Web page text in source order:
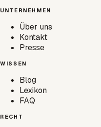
UNTERNEHMEN
Über uns
Kontakt
Presse
WISSEN
Blog
Lexikon
FAQ
RECHT